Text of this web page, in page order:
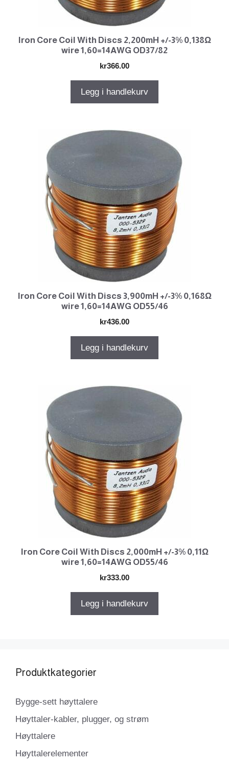
Iron Core Coil With Discs 2,200mH +/-3% 0,138Ω
wire 1,60=14AWG OD37/82
kr366.00
Legg i handlekurv
Iron Core Coil With Discs 3,900mH +/-3% 0,168Ω
wire 1,60=14AWG OD55/46
kr436.00
Legg i handlekurv
Iron Core Coil With Discs 2,000mH +/-3% 0,11Ω
wire 1,60=14AWG OD55/46
kr333.00
Legg i handlekurv
Produktkategorier
Bygge-sett høyttalere
Høyttaler-kabler, plugger, og strøm
Høyttalere
Høyttalerelementer